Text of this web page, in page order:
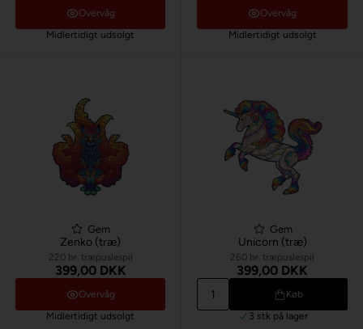
Overvåg
Midlertidigt udsolgt
Overvåg
Midlertidigt udsolgt
Gem
Zenko (træ)
220 br. træpuslespil
399,00 DKK
Overvåg
Midlertidigt udsolgt
Gem
Unicorn (træ)
260 br. træpuslespil
399,00 DKK
Køb
3 stk på lager